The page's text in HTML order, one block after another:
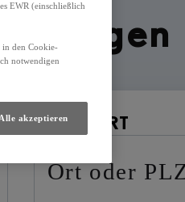
STANDORT
Ort oder
EWR (einschließlich
den Cookie-
notwendigen
Alle akzeptieren